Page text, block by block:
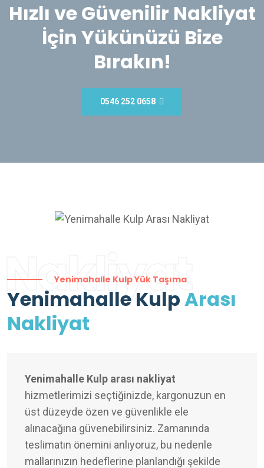
Hızlı ve Güvenilir Nakliyat
İçin Yükünüzü Bize
Bırakın!
0546 252 0658
Nakliyat
Yenimahalle Kulp Yük Taşıma
Yenimahalle KulpArası
Nakliyat
Yenimahalle Kulp arası nakliyat
hizmetlerimizi seçtiğinizde, kargonuzun en
üst düzeyde özen ve güvenlikle ele
alınacağına güvenebilirsiniz. Zamanında
teslimatın önemini anlıyoruz, bu nedenle
mallarınızın hedeflerine planlandığı şekilde